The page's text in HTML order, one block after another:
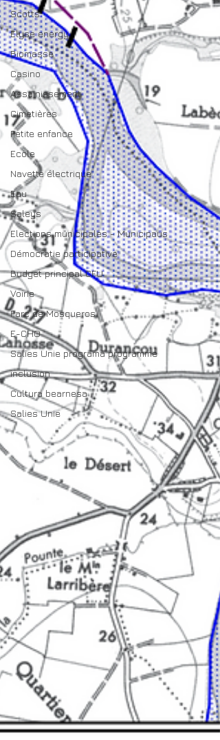
Scotts
Elyse energy
Biomasse
Casino
Assainissement
Cimetières
Petite enfance
Ecole
Navette électrique
Eau
Saleys
Elections municipales - Municipaus
Démocratie participative
Budget principal CFU
Voirie
Parc de Mosqueros
E-CHO
Salies Unie programa programme
inclusion
Cultura bearnesa
Salies Unie